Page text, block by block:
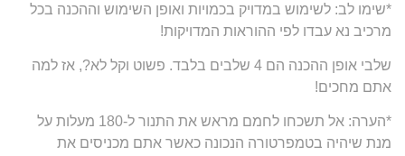
*שימו לב: לשימוש במדויק בכמויות ואופן השימוש וההכנה בכל
מרכיב נא עבדו לפי ההוראות המדויקות!
שלבי אופן ההכנה הם 4 שלבים בלבד. פשוט וקל לא?, אז למה
אתם מחכים!
*הערה: אל תשכחו לחמם מראש את התנור ל-180 מעלות על
מנת שיהיה בטמפרטורה הנכונה כאשר אתם מכניסים את